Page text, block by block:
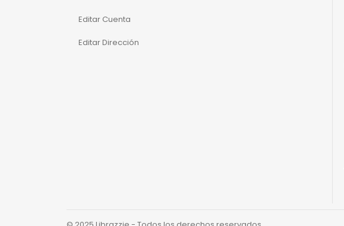
Editar Cuenta
Editar Dirección